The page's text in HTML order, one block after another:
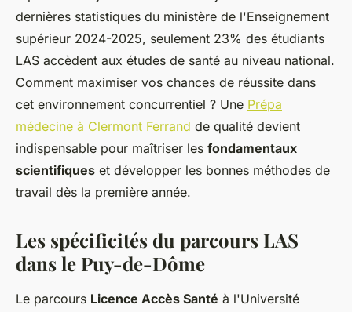
dernières statistiques du ministère de l'Enseignement
supérieur 2024-2025, seulement 23% des étudiants
LAS accèdent aux études de santé au niveau national.
Comment maximiser vos chances de réussite dans
cet environnement concurrentiel ? Une Prépa
médecine à Clermont Ferrand de qualité devient
indispensable pour maîtriser les fondamentaux
scientifiques et développer les bonnes méthodes de
travail dès la première année.
Les spécificités du parcours LAS
dans le Puy-de-Dôme
Le parcours Licence Accès Santé à l'Université